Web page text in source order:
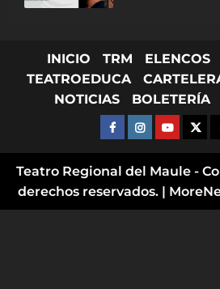
INICIO TRM ELENCOS
TEATROEDUCA
NOTICIAS
BOLETERÍA
FACEBOOKX
Teatro Regional del Maule -
derechos reservados. |